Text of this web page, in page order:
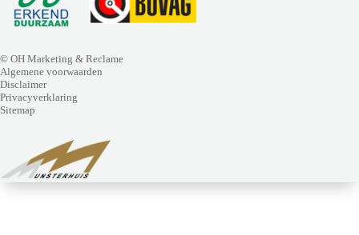
© OH Marketing & Reclame
Algemene voorwaarden
Disclaimer
Privacyverklaring
Sitemap